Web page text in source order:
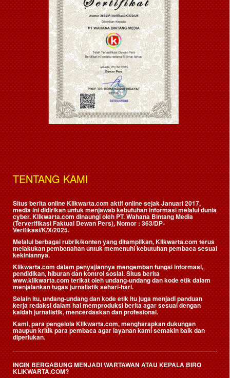
TENTANG KAMI
Situs berita online Klikwarta.com aktif online sejak Januari 2017,
media ini didirikan untuk menjawab kebutuhan informasi melalui dunia
cyber. Klikwarta.com dinaungi oleh PT. Wahana Bintang Media
(Terverifikasi Faktual Dewan Pers), Nomor : 363/DP-
Verifikasi/K/X/2025.
Melalui berbagai rubrik/konten yang ditampilkan, Klikwarta.com terus
melakukan pembenahan untuk memenuhi kebutuhan pembaca sesuai
kekiniannya.
Klikwarta.com dalam penyajiannya mengemban fungsi informasi,
pendidikan, hiburan dan kontrol sosial. Situs berita
www.klikwarta.com terikat oleh undang-undang dan kode etik dalam
menjalankan tugas jurnalistik sehari-hari.
Selain itu, undang-undang dan kode etik itu juga menjadi panduan
kerja redaksi dalam hal memproduksi berita agar sesuai dengan
kaidah jurnalistik, mencerdaskan dan profesional.
Kami, para pengelola Klikwarta.com, mengharapkan dukungan
maupun kritik para pembaca agar layanan kami semakin baik dan
diperlukan.
INGIN BERGABUNG MENJADI WARTAWAN ATAU KEPALA BIRO
KLIKWARTA.COM?